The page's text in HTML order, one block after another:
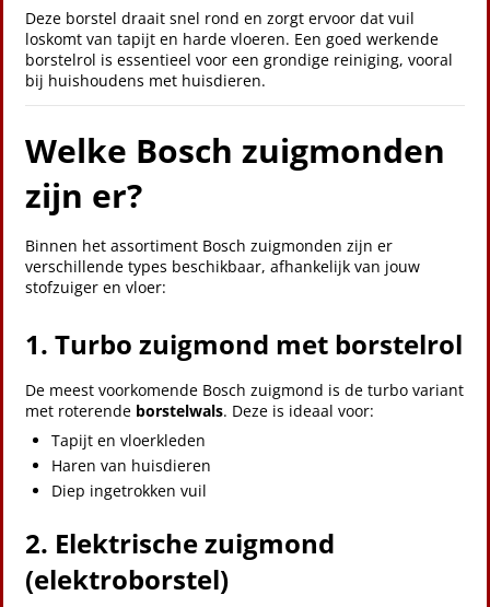
Deze borstel draait snel rond en zorgt ervoor dat vuil
loskomt van tapijt en harde vloeren. Een goed werkende
borstelrol is essentieel voor een grondige reiniging, vooral
bij huishoudens met huisdieren.
Welke Bosch zuigmonden
zijn er?
Binnen het assortiment Bosch zuigmonden zijn er
verschillende types beschikbaar, afhankelijk van jouw
stofzuiger en vloer:
1. Turbo zuigmond met borstelrol
De meest voorkomende Bosch zuigmond is de turbo variant
met roterende borstelwals. Deze is ideaal voor:
Tapijt en vloerkleden
Haren van huisdieren
Diep ingetrokken vuil
2. Elektrische zuigmond
(elektroborstel)